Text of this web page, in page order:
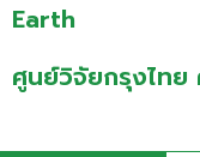
Earth
ศูนย์วิจัยกรุงไท